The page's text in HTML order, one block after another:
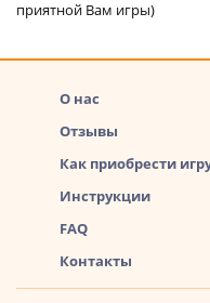
приятной Вам игры)
О нас
Отзывы
Как приобрести
Инструкции
FAQ
Контакты